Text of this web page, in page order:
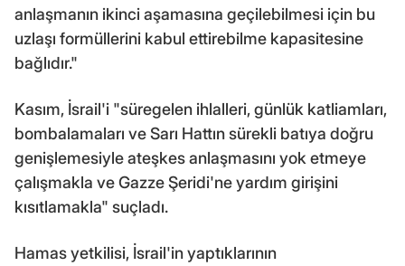
anlaşmanın ikinci aşamasına geçilebilmesi için bu
uzlaşı formüllerini kabul ettirebilme kapasitesine
bağlıdır."
Kasım, İsrail'i "süregelen ihlalleri, günlük katliamları,
bombalamaları ve Sarı Hattın sürekli batıya doğru
genişlemesiyle ateşkes anlaşmasını yok etmeye
çalışmakla ve Gazze Şeridi'ne yardım girişini
kısıtlamakla" suçladı.
Hamas yetkilisi, İsrail'in yaptıklarının